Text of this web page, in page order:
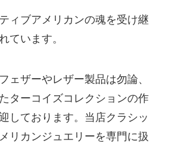
ィブアメリカンの魂を受け継
ています。
ェザーやレザー製品は勿論、
ターコイズコレクションの作
しております。当店クラシッ
リカンジュエリーを専門に扱